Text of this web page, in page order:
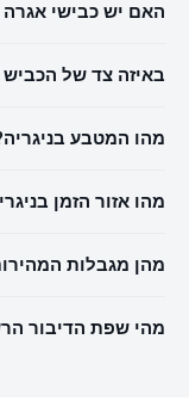
האם יש כבישי אגרה
באיזה צד של הכביש
מהו המטבע
מהו אזור הזמן
מהן מגבלות
מהי שפת הדיבור